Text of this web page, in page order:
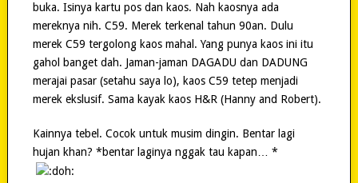
buka. Isinya kartu pos dan kaos. Nah kaosnya ada
mereknya nih. C59. Merek terkenal tahun 90an. Dulu
merek C59 tergolong kaos mahal. Yang punya kaos ini itu
gahol banget dah. Jaman-jaman DAGADU dan DADUNG
merajai pasar (setahu saya lo), kaos C59 tetep menjadi
merek ekslusif. Sama kayak kaos H&R (Hanny and Robert).
Kainnya tebel. Cocok untuk musim dingin. Bentar lagi
hujan khan? *bentar laginya nggak tau kapan… *